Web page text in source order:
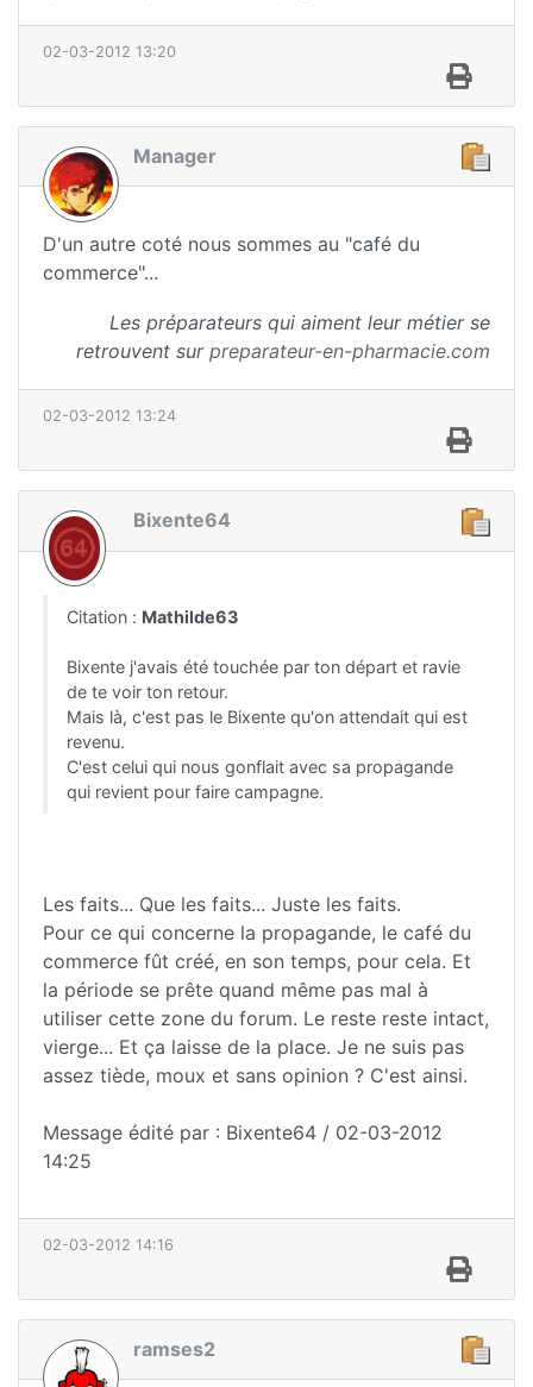
02-03-2012 13:20
Manager
D'un autre coté nous sommes au "café du
commerce"...
Les préparateurs qui aiment leur métier se
retrouvent sur preparateur-en-pharmacie.com
02-03-2012 13:24
Bixente64
Citation : Mathilde63
Bixente j'avais été touchée par ton départ et ravie
de te voir ton retour.
Mais là, c'est pas le Bixente qu'on attendait qui est
revenu.
C'est celui qui nous gonflait avec sa propagande
qui revient pour faire campagne.
Les faits... Que les faits... Juste les faits.
Pour ce qui concerne la propagande, le café du
commerce fût créé, en son temps, pour cela. Et
la période se prête quand même pas mal à
utiliser cette zone du forum. Le reste reste intact,
vierge... Et ça laisse de la place. Je ne suis pas
assez tiède, moux et sans opinion ? C'est ainsi.
Message édité par : Bixente64 / 02-03-2012
14:25
02-03-2012 14:16
ramses2